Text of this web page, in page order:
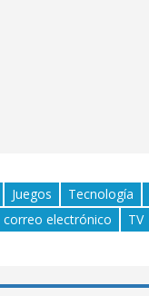
Juegos Tecnología
correo electrónico TV